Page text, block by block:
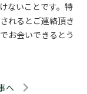
ないことです。特
れるとご連絡頂き
お会いできるとう
へ